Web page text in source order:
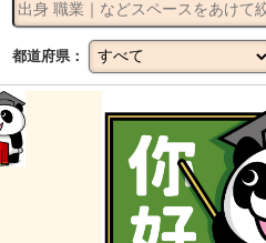
都道府県：